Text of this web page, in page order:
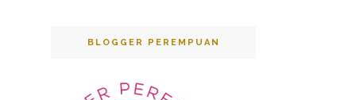
BLOGGER PEREMPUAN